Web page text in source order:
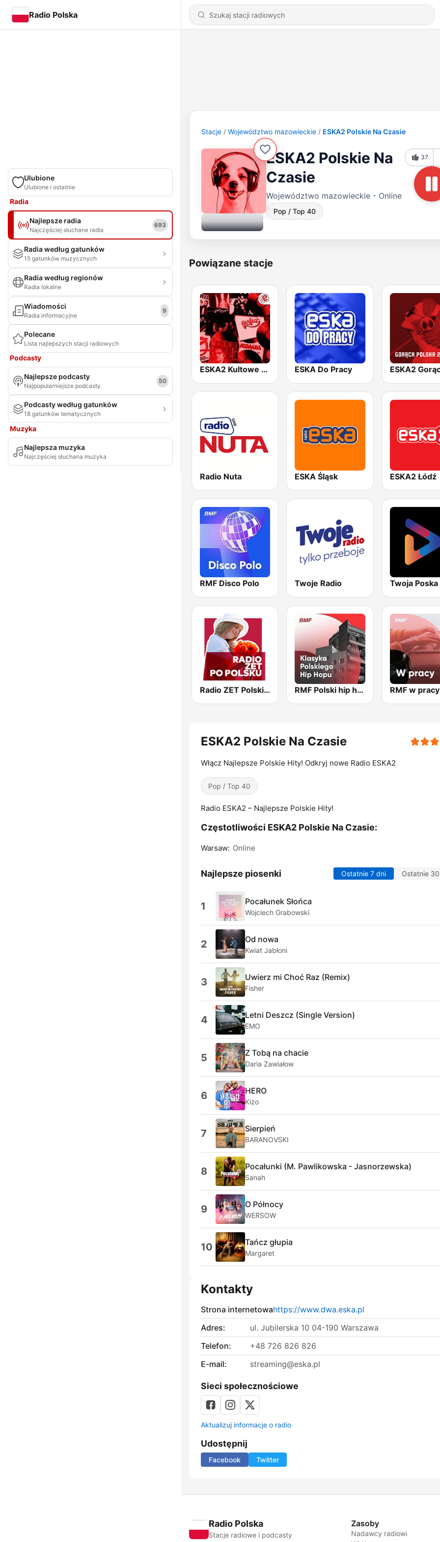
Radio Polska
Ulubione
Ulubione i ostatnie
Radia
Najlepsze radia
Najczęściej słuchane radia
693
Radia według gatunków
15 gatunków muzycznych
Radia według regionów
Radia lokalne
Wiadomości
Radia informacyjne
9
Polecane
Lista najlepszych stacji radiowych
Podcasty
Najlepsze podcasty
Najpopularniejsze podcasty
50
Podcasty według gatunków
18 gatunków tematycznych
Muzyka
Najlepsza muzyka
Najczęściej słuchana muzyka
Stacje Województwo mazowieckie ESKA2 Polskie Na Czasie
ESKA2 Polskie Na
Czasie
Województwo mazowieckie - Online
Pop / Top 40
37
Powiązane stacje
ESKA2 Kultowe Polskie ESKA Do Pracy
Radio Nuta ESKA Śląsk ESKA2 Łódź
RMF Disco Polo Twoje Radio
Radio ZET Polskie PL RMF Polski hip hop RMF w pracy
ESKA2 Polskie Na Czasie
Włącz Najlepsze Polskie Hity! Odkryj nowe Radio ESKA2
Pop / Top 40
Radio ESKA2 – Najlepsze Polskie Hity!
Częstotliwości ESKA2 Polskie Na Czasie:
Warsaw: Online
Najlepsze piosenki Ostatnie 7 dni Ostatnie
1 Pocałunek Słońca
Wojciech Grabowski
2 Od nowa
Kwiat Jabłoni
3 Uwierz mi Choć Raz (Remix)
Fisher
4 Letni Deszcz (Single Version)
EMO
5 Z Tobą na chacie
Daria Zawiałow
6 HERO
Kizo
7 Sierpień
BARANOVSKI
8 Pocałunki (M. Pawlikowska - Jasnorzewska)
Sanah
9 O Północy
WERSOW
10 Tańcz głupia
Margaret
Kontakty
Strona internetowahttps://www.dwa.eska.pl
Adres:
ul. Jubilerska 10 04-190 Warszawa
Telefon:
+48 726 826 826
E-mail:
streaming@eska.pl
Sieci społecznościowe
Aktualizuj informacje o radio
Udostępnij
Facebook Twitter
Radio Polska
Stacje radiowe i podcasty
Zasoby
Nadawcy radiowi